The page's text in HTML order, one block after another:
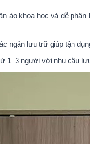
áo khoa học và dễ
ngăn lưu trữ giúp tận
1–3 người với nhu cầu